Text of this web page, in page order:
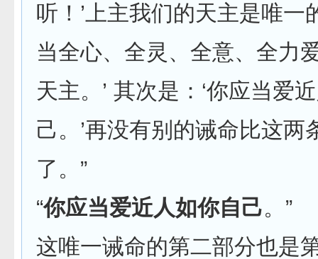
听！’上主我们的天主是唯一
当全心、全灵、全意、全力
天主。’ 其次是：‘你应当爱
己。’再没有别的诫命比这两
了。”
“你应当爱近人如你自己。”
这唯一诫命的第二部分也